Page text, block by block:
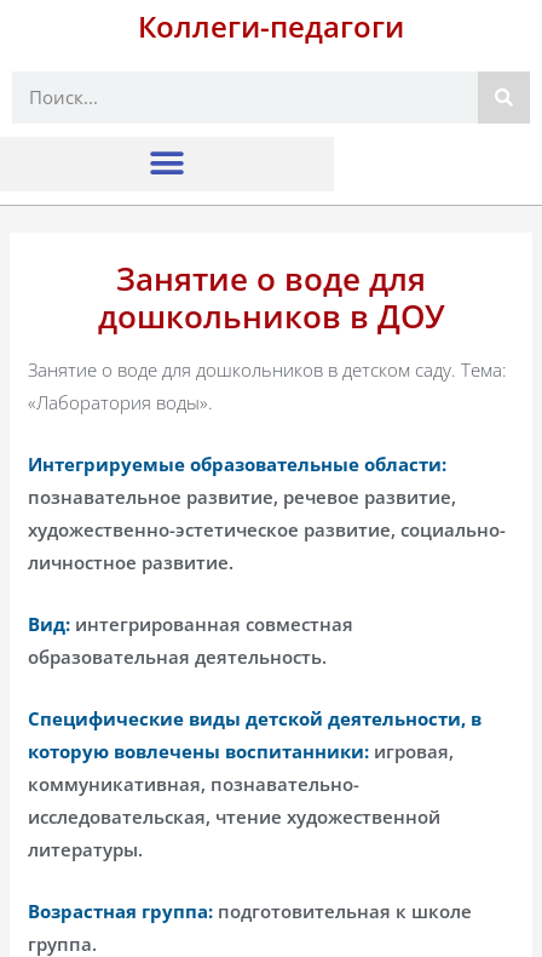
Коллеги-педагоги
Поиск
Занятие о воде для
дошкольников в ДОУ
Занятие о воде для дошкольников в детском саду. Тема:
«Лаборатория воды».
Интегрируемые образовательные области:
познавательное развитие, речевое развитие,
художественно-эстетическое развитие, социально-
личностное развитие.
Вид: интегрированная совместная
образовательная деятельность.
Специфические виды детской деятельности, в
которую вовлечены воспитанники: игровая,
коммуникативная, познавательно-
исследовательская, чтение художественной
литературы.
Возрастная группа: подготовительная к школе
группа.